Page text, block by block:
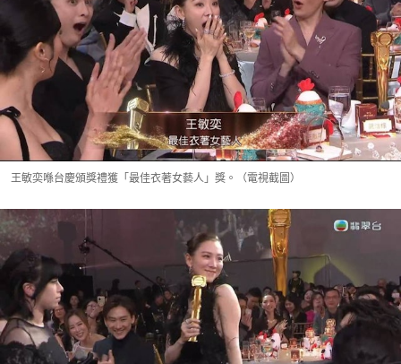
王敏奕喺台慶頒獎禮獲「最佳衣著女藝人」獎。（電視截圖）